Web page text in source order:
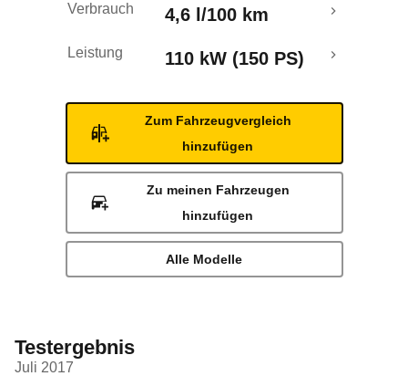
Verbrauch 4,6 l/100 km
Leistung 110 kW (150 PS)
Zum Fahrzeugvergleich
hinzufügen
Zu meinen Fahrzeugen
hinzufügen
Alle Modelle
Testergebnis
Juli 2017